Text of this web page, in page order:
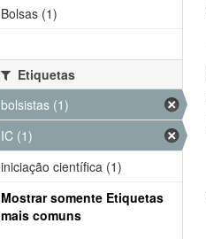
Bolsas (1)
Etiquetas
bolsistas (1)
IC (1)
iniciação científica (1)
Mostrar somente Etiquetas
mais comuns